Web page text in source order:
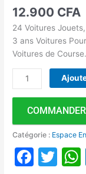
12.900 CFA
24 Voitures
3 ans Voitures
Voitures de Course.
Catégorie : Espace